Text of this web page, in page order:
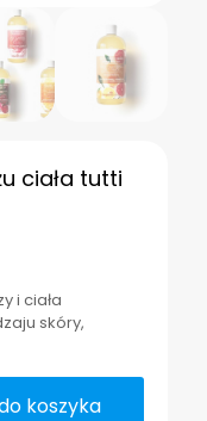
ciała tutti
i ciała
skóry,
koszyka